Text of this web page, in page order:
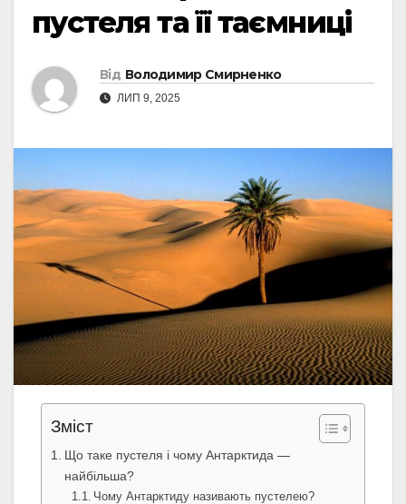
пустеля та її таємниці
Від Володимир Смирненко
ЛИП 9, 2025
Зміст
Що таке пустеля і чому Антарктида —
найбільша?
Чому Антарктиду називають пустелею?